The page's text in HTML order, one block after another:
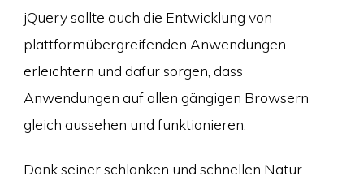
jQuery sollte auch die Entwicklung von
plattformübergreifenden Anwendungen
erleichtern und dafür sorgen, dass
Anwendungen auf allen gängigen Browsern
gleich aussehen und funktionieren.
Dank seiner schlanken und schnellen Natur